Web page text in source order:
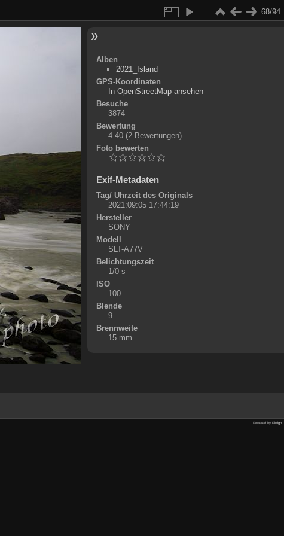
68/94
Alben
2021_Island
GPS-Koordinaten
+
-
©
In OpenStreetMap ansehen
Besuche
3874
Bewertung
4.40 (2 Bewertungen)
Foto bewerten
Exif-Metadaten
Tag/ Uhrzeit des Originals
2021:09:05 17:44:19
Hersteller
SONY
Modell
SLT-A77V
Belichtungszeit
1/0 s
ISO
100
Blende
9
Brennweite
15 mm
Powered by Piwigo